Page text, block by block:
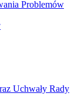
Problemów
Uchwały Rady